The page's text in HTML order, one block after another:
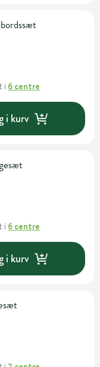
i 6 centre
i kurv
i 6 centre
i kurv